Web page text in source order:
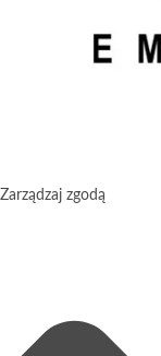
Zarządzaj zgodą